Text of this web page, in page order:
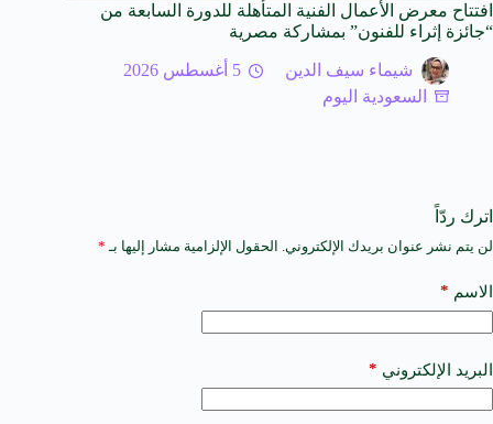
افتتاح معرض الأعمال الفنية المتأهلة للدورة السابعة من
“جائزة إثراء للفنون” بمشاركة مصرية
شيماء سيف الدين
5 أغسطس 2026
السعودية اليوم
اترك ردّاً
لن يتم نشر عنوان بريدك الإلكتروني. الحقول الإلزامية مشار إليها بـ *
الاسم *
البريد الإلكتروني *
A
t
e
a
t
i